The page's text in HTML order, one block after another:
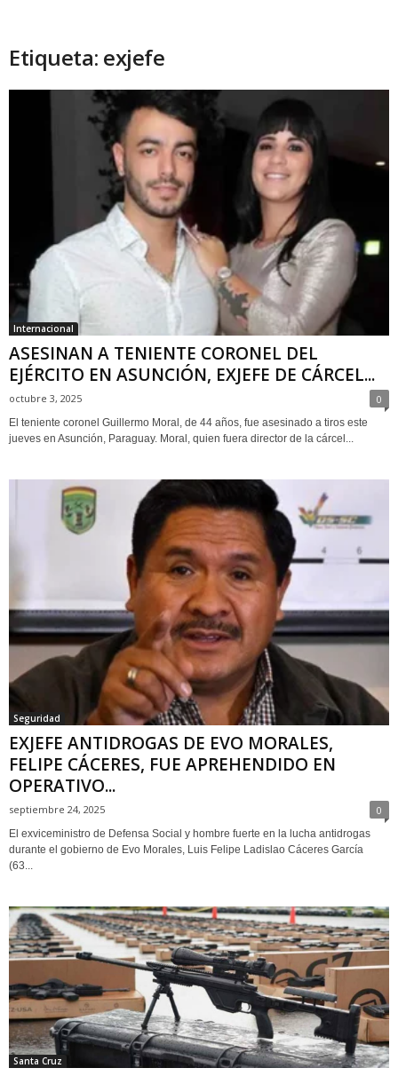
Etiqueta: exjefe
Internacional
ASESINAN A TENIENTE CORONEL DEL
EJÉRCITO EN ASUNCIÓN, EXJEFE DE CÁRCEL...
octubre 3, 2025 0
El teniente coronel Guillermo Moral, de 44 años, fue asesinado a tiros este
jueves en Asunción, Paraguay. Moral, quien fuera director de la cárcel...
Seguridad
EXJEFE ANTIDROGAS DE EVO MORALES,
FELIPE CÁCERES, FUE APREHENDIDO EN
OPERATIVO...
septiembre 24, 2025 0
El exviceministro de Defensa Social y hombre fuerte en la lucha antidrogas
durante el gobierno de Evo Morales, Luis Felipe Ladislao Cáceres García
(63...
Santa Cruz